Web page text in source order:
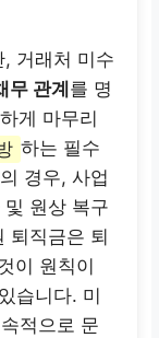
거래처 미수
무 관계 를 명
게 마무리
하는 필수
경우, 사업
원상 복구
퇴직금은 퇴
이 원칙이
습니다. 미
적으로 문